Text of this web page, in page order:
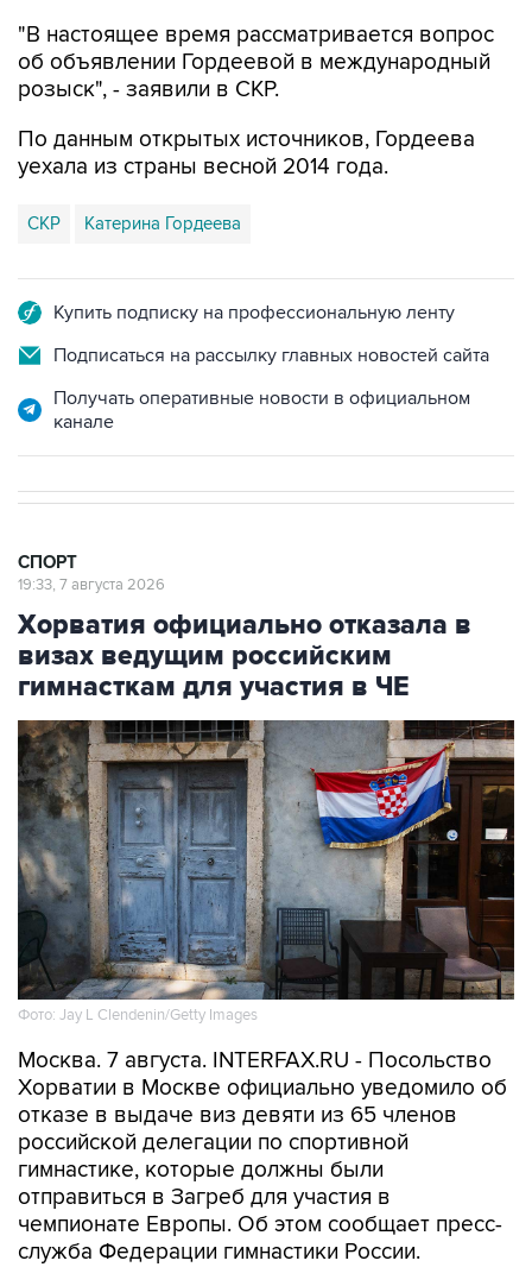
"В настоящее время рассматривается вопрос
об объявлении Гордеевой в международный
розыск", - заявили в СКР.
По данным открытых источников, Гордеева
уехала из страны весной 2014 года.
СКР Катерина Гордеева
Купить подписку на профессиональную ленту
Подписаться на рассылку главных новостей сайта
Получать оперативные новости в официальном
канале
СПОРТ
19:33, 7 августа 2026
Хорватия официально отказала в
визах ведущим российским
гимнасткам для участия в ЧЕ
Фото: Jay L Clendenin/Getty Images
Москва. 7 августа. INTERFAX.RU - Посольство
Хорватии в Москве официально уведомило об
отказе в выдаче виз девяти из 65 членов
российской делегации по спортивной
гимнастике, которые должны были
отправиться в Загреб для участия в
чемпионате Европы. Об этом сообщает пресс-
служба Федерации гимнастики России.